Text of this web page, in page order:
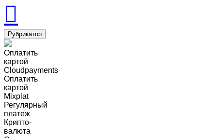
Рубрикатор
Оплатить
картой
Cloudpayments
Оплатить
картой
Mixplat
Регулярный
платеж
Крипто-
валюта